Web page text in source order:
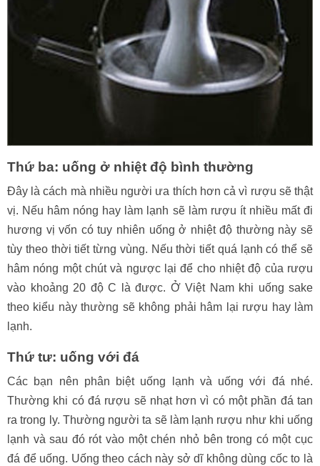
Thứ ba: uống ở nhiệt độ bình thường
Đây là cách mà nhiều người ưa thích hơn cả vì rượu sẽ thật
vị. Nếu hâm nóng hay làm lạnh sẽ làm rượu ít nhiều mất đi
hương vị vốn có tuy nhiên uống ở nhiệt độ thường này sẽ
tùy theo thời tiết từng vùng. Nếu thời tiết quá lạnh có thể sẽ
hâm nóng một chút và ngược lại để cho nhiệt độ của rượu
vào khoảng 20 độ C là được. Ở Việt Nam khi uống sake
theo kiểu này thường sẽ không phải hâm lại rượu hay làm
lạnh.
Thứ tư: uống với đá
Các bạn nên phân biệt uống lạnh và uống với đá nhé.
Thường khi có đá rượu sẽ nhạt hơn vì có một phần đá tan
ra trong ly. Thường người ta sẽ làm lạnh rượu như khi uống
lạnh và sau đó rót vào một chén nhỏ bên trong có một cục
đá để uống. Uống theo cách này sở dĩ không dùng cốc to là